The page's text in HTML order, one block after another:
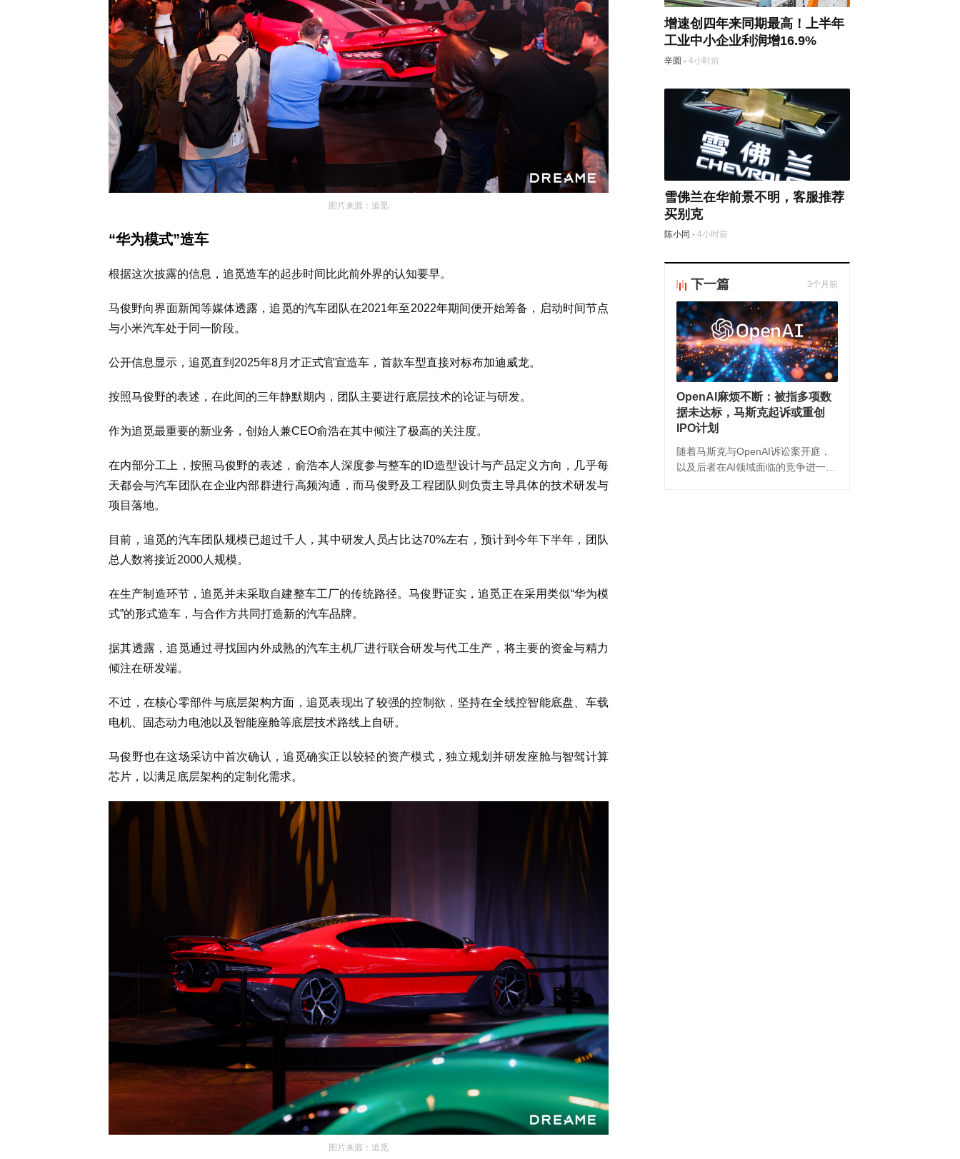
图片来源：追觅
“华为模式”造车
根据这次披露的信息，追觅造车的起步时间比此前外界的认知要早。
马俊野向界面新闻等媒体透露，追觅的汽车团队在2021年至2022年期间便开始筹备，启动时间节点
与小米汽车处于同一阶段。
公开信息显示，追觅直到2025年8月才正式官宣造车，首款车型直接对标布加迪威龙。
按照马俊野的表述，在此间的三年静默期内，团队主要进行底层技术的论证与研发。
作为追觅最重要的新业务，创始人兼CEO俞浩在其中倾注了极高的关注度。
在内部分工上，按照马俊野的表述，俞浩本人深度参与整车的ID造型设计与产品定义方向，几乎每
天都会与汽车团队在企业内部群进行高频沟通，而马俊野及工程团队则负责主导具体的技术研发与
项目落地。
目前，追觅的汽车团队规模已超过千人，其中研发人员占比达70%左右，预计到今年下半年，团队
总人数将接近2000人规模。
在生产制造环节，追觅并未采取自建整车工厂的传统路径。马俊野证实，追觅正在采用类似“华为模
式”的形式造车，与合作方共同打造新的汽车品牌。
据其透露，追觅通过寻找国内外成熟的汽车主机厂进行联合研发与代工生产，将主要的资金与精力
倾注在研发端。
不过，在核心零部件与底层架构方面，追觅表现出了较强的控制欲，坚持在全线控智能底盘、车载
电机、固态动力电池以及智能座舱等底层技术路线上自研。
马俊野也在这场采访中首次确认，追觅确实正以较轻的资产模式，独立规划并研发座舱与智驾计算
芯片，以满足底层架构的定制化需求。
图片来源：追觅
增速创四年来同期最高！上半年
工业中小企业利润增16.9%
辛圆 · 4小时前
雪佛兰在华前景不明，客服推荐
买别克
陈小同 · 4小时前
下一篇 3个月前
OpenAI麻烦不断：被指多项数
据未达标，马斯克起诉或重创
IPO计划
随着马斯克与OpenAI诉讼案开庭，
以及后者在AI领域面临的竞争进一步